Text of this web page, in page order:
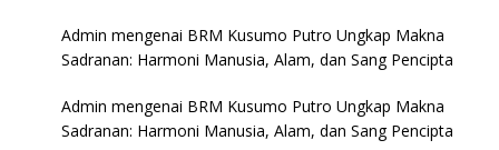
Admin mengenai BRM Kusumo Putro Ungkap Makna
Sadranan: Harmoni Manusia, Alam, dan Sang Pencipta
Admin mengenai BRM Kusumo Putro Ungkap Makna
Sadranan: Harmoni Manusia, Alam, dan Sang Pencipta